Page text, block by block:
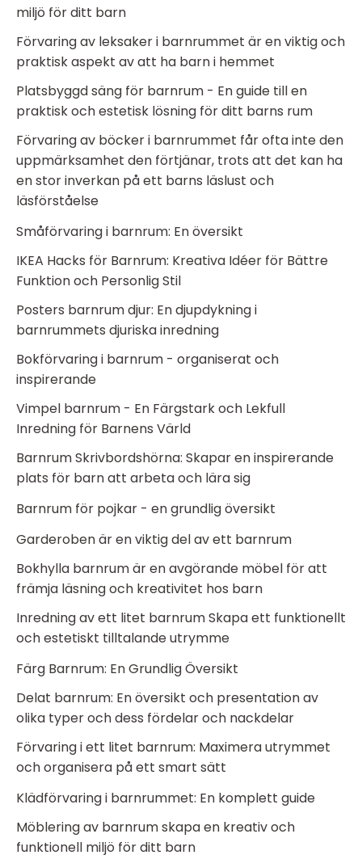
miljö för ditt barn
Förvaring av leksaker i barnrummet är en viktig och
praktisk aspekt av att ha barn i hemmet
Platsbyggd säng för barnrum - En guide till en
praktisk och estetisk lösning för ditt barns rum
Förvaring av böcker i barnrummet får ofta inte den
uppmärksamhet den förtjänar, trots att det kan ha
en stor inverkan på ett barns läslust och
läsförståelse
Småförvaring i barnrum: En översikt
IKEA Hacks för Barnrum: Kreativa Idéer för Bättre
Funktion och Personlig Stil
Posters barnrum djur: En djupdykning i
barnrummets djuriska inredning
Bokförvaring i barnrum - organiserat och
inspirerande
Vimpel barnrum - En Färgstark och Lekfull
Inredning för Barnens Värld
Barnrum Skrivbordshörna: Skapar en inspirerande
plats för barn att arbeta och lära sig
Barnrum för pojkar - en grundlig översikt
Garderoben är en viktig del av ett barnrum
Bokhylla barnrum är en avgörande möbel för att
främja läsning och kreativitet hos barn
Inredning av ett litet barnrum Skapa ett funktionellt
och estetiskt tilltalande utrymme
Färg Barnrum: En Grundlig Översikt
Delat barnrum: En översikt och presentation av
olika typer och dess fördelar och nackdelar
Förvaring i ett litet barnrum: Maximera utrymmet
och organisera på ett smart sätt
Klädförvaring i barnrummet: En komplett guide
Möblering av barnrum skapa en kreativ och
funktionell miljö för ditt barn